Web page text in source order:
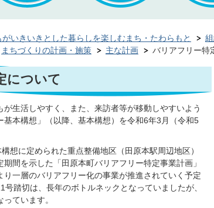
いきいきとした暮らしを楽しむまち・たわらもと
まちづくりの計画・施策 主な計画 バリアフリー特
について
生活しやすく、また、来訪者等が移動しやすいよう
本構想」（以降、基本構想）を令和6年3月（令和5
想に定められた重点整備地区（田原本駅周辺地区）
間を示した「田原本町バリアフリー特定事業計画」
一層のバリアフリー化の事業が推進されていく予定
踏切は、長年のボトルネックとなっていましたが、
ています。